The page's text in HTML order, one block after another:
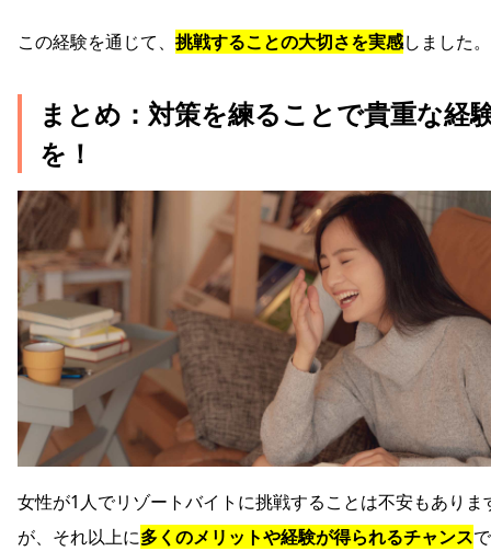
この経験を通じて、 挑戦することの大切さを実感しました。
まとめ：対策を練ることで貴重な経
を！
女性が1人でリゾートバイトに挑戦することは不安もありま
が、それ以上に多くのメリットや経験が得られるチャンスで